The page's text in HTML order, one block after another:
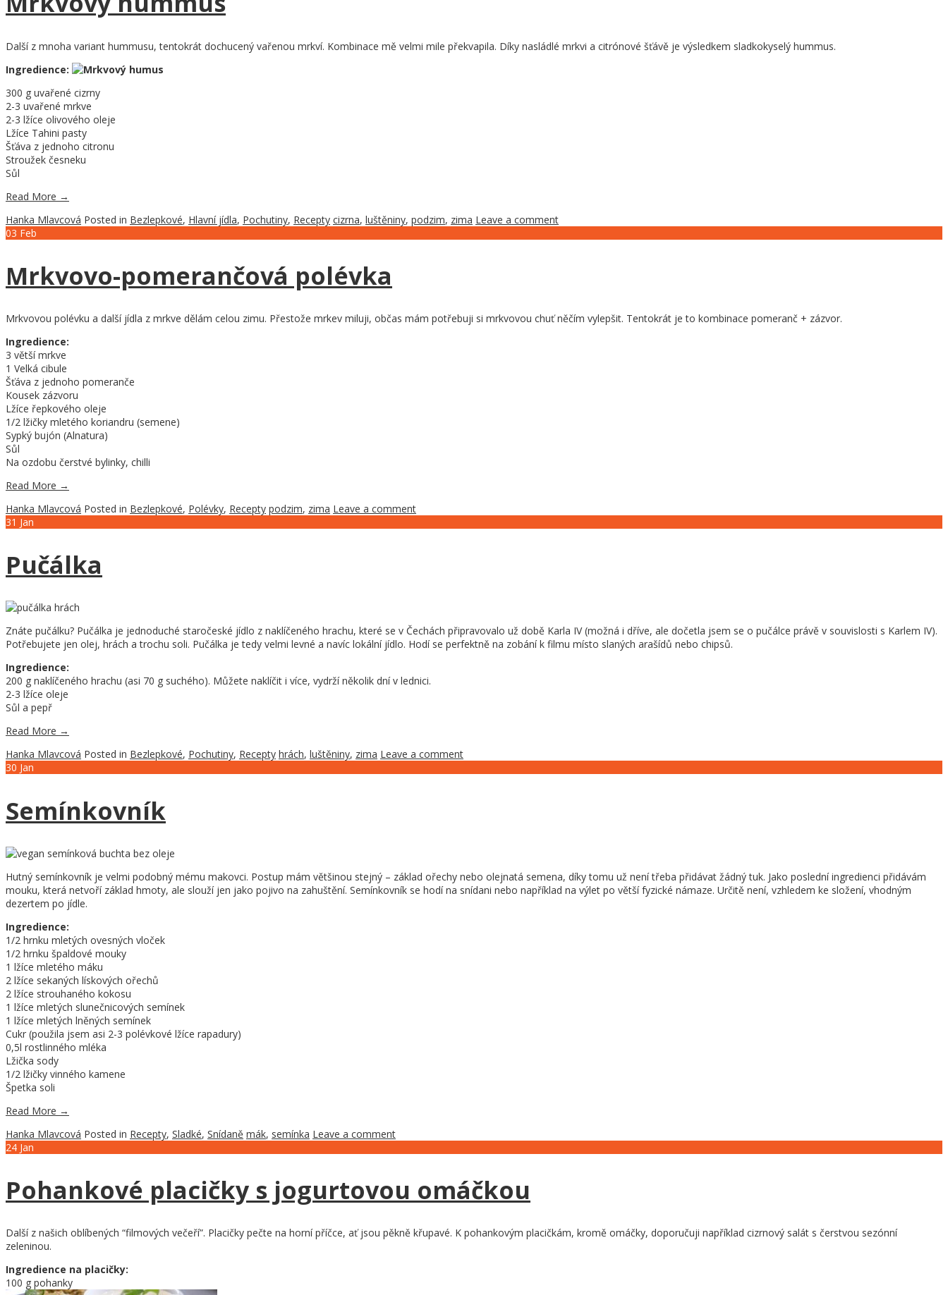
Další z mnoha variant hummusu, tentokrát dochucený vařenou mrkví. Kombinace mě velmi mile překvapila. Díky nasládlé mrkvi a citrónové šťávě je výsledkem sladkokyselý hummus.
Ingredience:
300 g uvařené cizrny
2-3 uvařené mrkve
2-3 lžíce olivového oleje
Lžíce Tahini pasty
Šťáva z jednoho citronu
Stroužek česneku
Sůl
Read More →
Hanka Mlavcová Posted in Bezlepkové, Hlavní jídla, Pochutiny, Recepty cizrna, luštěniny, podzim, zima Leave a comment
03 Feb
Mrkvovo-pomerančová polévka
Mrkvovou polévku a další jídla z mrkve dělám celou zimu. Přestože mrkev miluji, občas mám potřebuji si mrkvovou chuť něčím vylepšit. Tentokrát je to kombinace pomeranč + zázvor.
Ingredience:
3 větší mrkve
1 Velká cibule
Šťáva z jednoho pomeranče
Kousek zázvoru
Lžíce řepkového oleje
1/2 lžičky mletého koriandru (semene)
Sypký bujón (Alnatura)
Sůl
Na ozdobu čerstvé bylinky, chilli
Read More →
Hanka Mlavcová Posted in Bezlepkové, Polévky, Recepty podzim, zima Leave a comment
31 Jan
Pučálka
Znáte pučálku? Pučálka je jednoduché staročeské jídlo z naklíčeného hrachu, které se v Čechách připravovalo už době Karla IV (možná i dříve, ale dočetla jsem se o pučálce právě v souvislosti s Karlem IV).
Potřebujete jen olej, hrách a trochu soli. Pučálka je tedy velmi levné a navíc lokální jídlo. Hodí se perfektně na zobání k filmu místo slaných arašídů nebo chipsů.
Ingredience:
200 g naklíčeného hrachu (asi 70 g suchého). Můžete naklíčit i více, vydrží několik dní v lednici.
2-3 lžíce oleje
Sůl a pepř
Read More →
Hanka Mlavcová Posted in Bezlepkové, Pochutiny, Recepty hrách, luštěniny, zima Leave a comment
30 Jan
Semínkovník
Hutný semínkovník je velmi podobný mému makovci. Postup mám většinou stejný – základ ořechy nebo olejnatá semena, díky tomu už není třeba přidávat žádný tuk. Jako poslední ingredienci přidávám
mouku, která netvoří základ hmoty, ale slouží jen jako pojivo na zahuštění. Semínkovník se hodí na snídani nebo například na výlet po větší fyzické námaze. Určitě není, vzhledem ke složení, vhodným
dezertem po jídle.
Ingredience:
1/2 hrnku mletých ovesných vloček
1/2 hrnku špaldové mouky
1 lžíce mletého máku
2 lžíce sekaných lískových ořechů
2 lžíce strouhaného kokosu
1 lžíce mletých slunečnicových semínek
1 lžíce mletých lněných semínek
Cukr (použila jsem asi 2-3 polévkové lžíce rapadury)
0,5l rostlinného mléka
Lžička sody
1/2 lžičky vinného kamene
Špetka soli
Read More →
Hanka Mlavcová Posted in Recepty, Sladké, Snídaně mák, semínka Leave a comment
24 Jan
Pohankové placičky s jogurtovou omáčkou
Další z našich oblíbených “filmových večeří”. Placičky pečte na horní příčce, ať jsou pěkně křupavé. K pohankovým placičkám, kromě omáčky, doporučuji například cizrnový salát s čerstvou sezónní
zeleninou.
Ingredience na placičky:
100 g pohanky